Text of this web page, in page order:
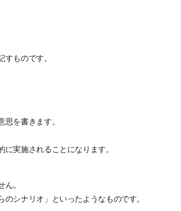
ものです。
を書きます。
実施されることになります。
。
シナリオ」といったようなものです。